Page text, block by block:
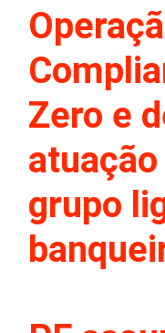
Zero e
grupo